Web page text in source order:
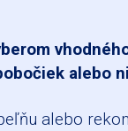
alebo
alebo